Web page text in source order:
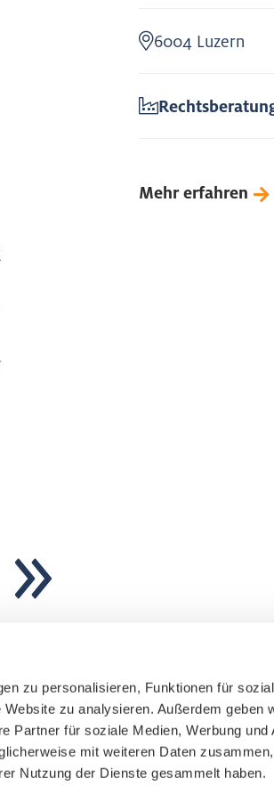
zu personalisieren, Funktionen für
zu analysieren. Außerdem geben
Partner für soziale Medien, Werbung und
mit weiteren Daten
Nutzung der Dienste gesammelt haben.
6004 Luzern
Mehr erfahren
Anmeldung zum